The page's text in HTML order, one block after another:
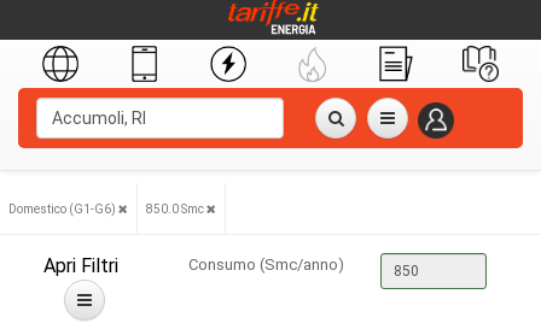
Domestico (G1-G6) 850.0 Smc
Apri Filtri Consumo (Smc/anno)